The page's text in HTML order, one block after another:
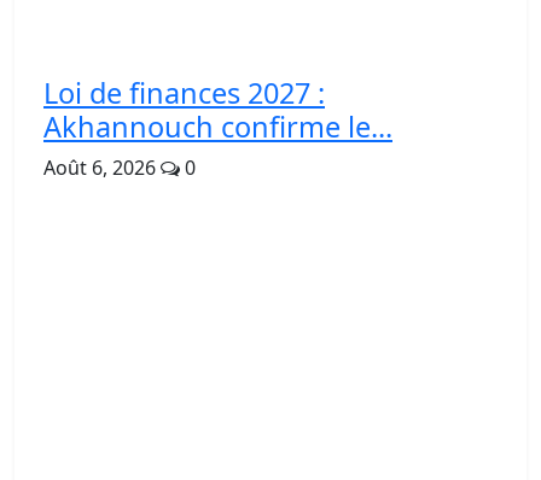
Loi de finances 2027 :
Akhannouch confirme le...
Août 6, 2026 0